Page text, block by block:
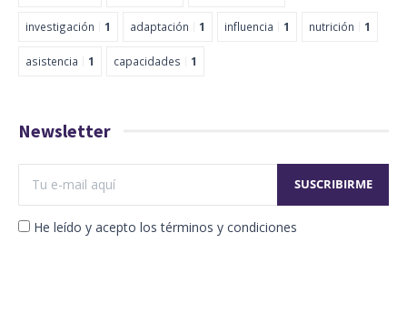
investigación 1 adaptación 1 influencia 1 nutrición 1
asistencia 1 capacidades 1
Newsletter
He leído y acepto los términos y condiciones